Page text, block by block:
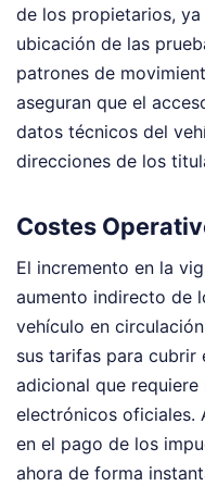
de los propietarios,
ubicación de las
patrones de
aseguran que el
datos técnicos del
direcciones de los
Costes
El incremento en la
aumento indirecto de
vehículo en
sus tarifas para
adicional que
electrónicos oficiales.
en el pago de los
ahora de forma